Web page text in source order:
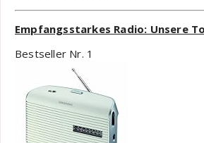
Empfangsstarkes Radio: Unsere
Bestseller Nr. 1